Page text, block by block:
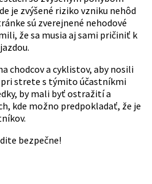
je zvýšené riziko vzniku nehôd
sú zverejnené nehodové
že sa musia aj sami pričiniť k
chodcov a cyklistov, aby nosili
pri strete s týmito účastníkmi
by mali byť ostražití a
kde možno predpokladať, že je
bezpečne!